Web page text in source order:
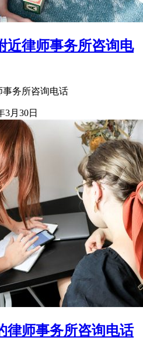
近律师事务所咨询电
务所咨询电话
3月30日
律师事务所咨询电话